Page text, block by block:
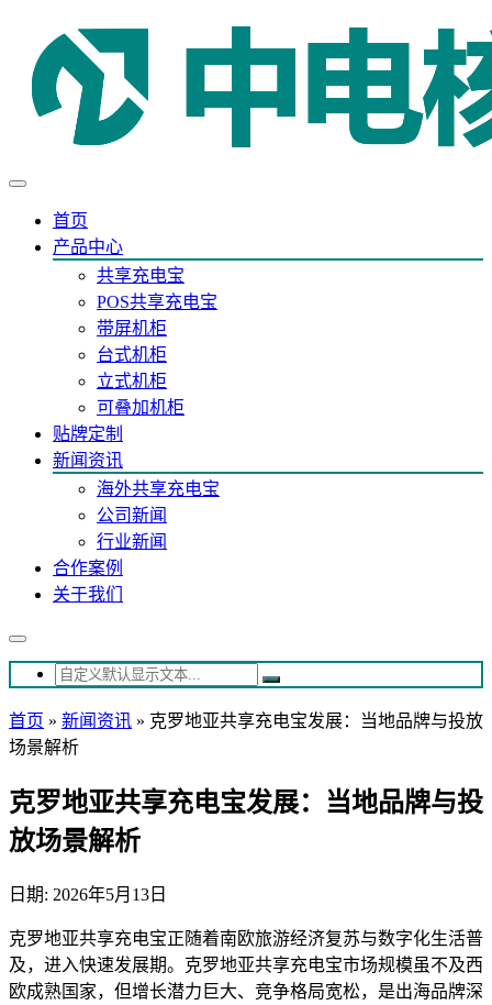
首页
产品中心
共享充电宝
POS共享充电宝
带屏机柜
台式机柜
立式机柜
可叠加机柜
贴牌定制
新闻资讯
海外共享充电宝
公司新闻
行业新闻
合作案例
关于我们
首页 » 新闻资讯 » 克罗地亚共享充电宝发展：当地品牌与投放
场景解析
克罗地亚共享充电宝发展：当地品牌与投
放场景解析
日期: 2026年5月13日
克罗地亚共享充电宝正随着南欧旅游经济复苏与数字化生活普
及，进入快速发展期。克罗地亚共享充电宝市场规模虽不及西
欧成熟国家，但增长潜力巨大、竞争格局宽松，是出海品牌深